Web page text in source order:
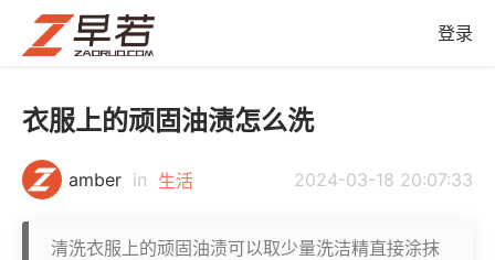
登录
衣服上的顽固油渍怎么洗
amber in 生活 2024-03-18 20:07:33
清洗衣服上的顽固油渍可以取少量洗洁精直接涂抹